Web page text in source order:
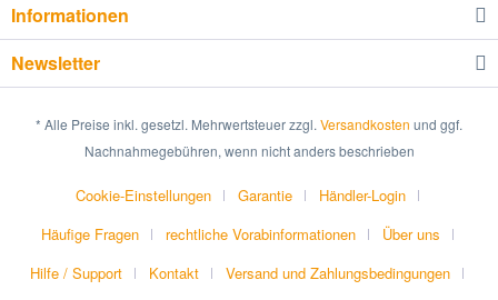
Informationen
Newsletter
* Alle Preise inkl. gesetzl. Mehrwertsteuer zzgl. Versandkosten und ggf.
Nachnahmegebühren, wenn nicht anders beschrieben
Cookie-Einstellungen Garantie
Händler-Login
Häufige Fragen
rechtliche Vorabinformationen
Über uns
Hilfe / Support
Kontakt
Versand und Zahlungsbedingungen